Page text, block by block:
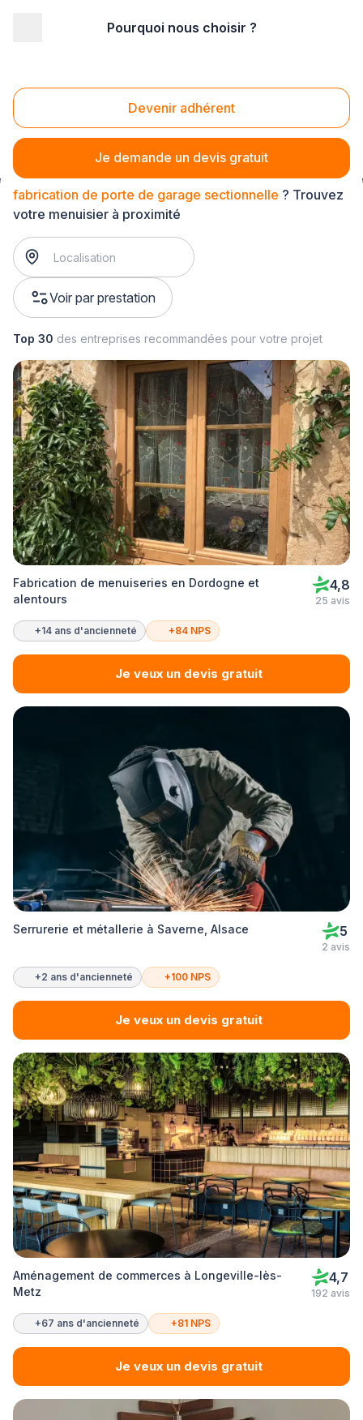
Pourquoi nous choisir ?
Devenir adhérent
Je demande un devis gratuit
Fabrication de porte de garage sectionnelle
fabrication de porte de garage sectionnelle ? Trouvez
votre menuisier à proximité
Voir par prestation
Top 30 des entreprises recommandées pour votre projet
Fabrication de menuiseries en Dordogne et
alentours
4,8
25 avis
+14 ans d'ancienneté +84 NPS
Je veux un devis gratuit
Serrurerie et métallerie à Saverne, Alsace 5
2 avis
+2 ans d'ancienneté +100 NPS
Je veux un devis gratuit
Aménagement de commerces à Longeville-lès-
Metz
4,7
192 avis
+67 ans d'ancienneté +81 NPS
Je veux un devis gratuit